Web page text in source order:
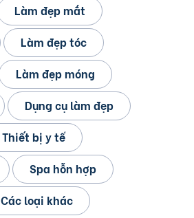
Làm đẹp mắt
Làm đẹp tóc
Làm đẹp móng
Dụng cụ làm đẹp
Thiết bị y tế
Spa hỗn hợp
Các loại khác